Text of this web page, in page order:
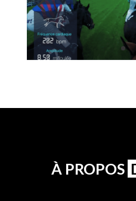
À PROPOS